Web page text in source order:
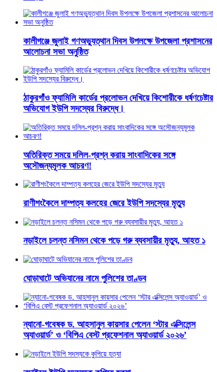
কালীগঞ্জে জুলাই গণঅভ্যুত্থান দিবস উপলক্ষে উপজেলা প্রশাসনের
আলোচনা সভা অনুষ্ঠিত
ঠাকুরগাঁও ফ্যামিলি কার্ডের প্রলোভন দেখিয়ে কিশোরীকে ধর্ষণচেষ্টার
অভিযোগ ইউপি সদস্যের বিরুদ্ধে।
অতিরিক্ত সময়ে দলিল-প্রশ্ন করায় সাংবাদিকের সঙ্গে
অসৌজন্যমূলক আচরণ!
রাণীশংকৈলে দাম্পত্য কলহের জেরে ইউপি সদস্যের মৃত্যু
নড়াইলে চলন্ত নসিমন থেকে পড়ে গরু ব্যবসায়ীর মৃত্যু, আহত ১
ঘোড়াঘাটে অভিযানের নামে পুলিশের তাণ্ডব
ন্যানো-গবেষক ড. আহসানুল কায়সার পেলেন ‘স্টার এক্সিলেন্স
অ্যাওয়ার্ড’ ও ‘বিপিএ বেস্ট প্রফেশনাল অ্যাওয়ার্ড ২০২৬’